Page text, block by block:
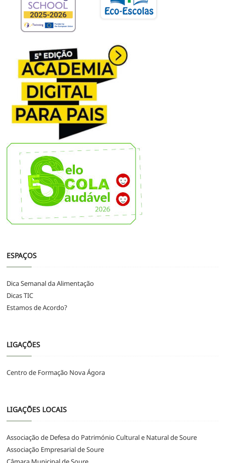
ESPAÇOS
Dica Semanal da Alimentação
Dicas TIC
Estamos de Acordo?
LIGAÇÕES
Centro de Formação Nova Ágora
LIGAÇÕES LOCAIS
Associação de Defesa do Património Cultural e Natural de Soure
Associação Empresarial de Soure